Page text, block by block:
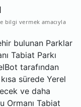
bilgi vermek amacıyla
bulunan Parklar
Tabiat Parkı
tarafından
sürede Yerel
ve daha
Ormanı Tabiat